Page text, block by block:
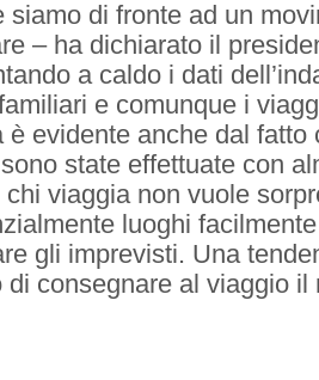
siamo di fronte ad un
– ha dichiarato il
a caldo i dati
e comunque i
è evidente anche dal
state effettuate con
viaggia non vuole
luoghi
gli imprevisti. Una
di consegnare al viaggio il